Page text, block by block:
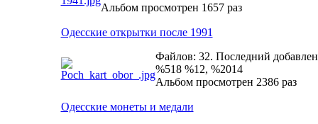
Альбом просмотрен 1657 раз
Одесские открытки после 1991
Файлов: 32. Последний
%518 %12, %2014
Альбом просмотрен 2386 раз
Одесские монеты и медали